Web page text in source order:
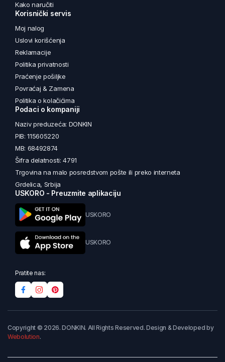
Kako naručiti
Korisnički servis
Moj nalog
Uslovi korišćenja
Reklamacije
Politika privatnosti
Praćenje pošiljke
Povraćaj & Zamena
Politika o kolačićima
Podaci o kompaniji
Naziv preduzeća: DONKIN
PIB: 115605220
MB: 68492874
Šifra delatnosti: 4791
Trgovina na malo posredstvom pošte ili preko interneta
Grdelica, Srbija
USKORO - Preuzmite aplikaciju
USKORO
USKORO
Pratite nas:
Copyright © 2026. DONKIN. All Rights Reserved. Design & Developed by
Webolution.